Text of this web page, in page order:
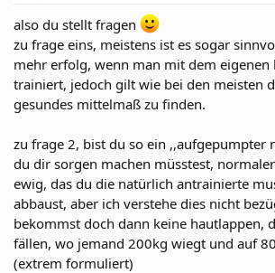
also du stellt fragen
zu frage eins, meistens ist es sogar
mehr erfolg, wenn man mit dem
trainiert, jedoch gilt wie bei den meisten
gesundes mittelmaß zu finden.
zu frage 2, bist du so ein ,,aufgepumpter
du dir sorgen machen müsstest,
ewig, das du die natürlich antrainierte
abbaust, aber ich verstehe dies nicht
bekommst doch dann keine hautlappen,
fällen, wo jemand 200kg wiegt und auf
(extrem formuliert)